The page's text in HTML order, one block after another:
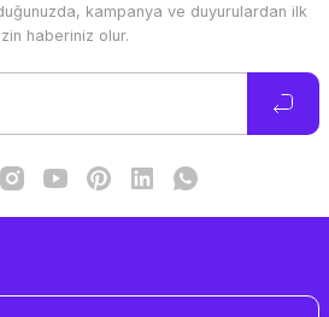
veya görüntülenemiyor.
kampanya ve duyurulardan ilk
haberiniz olur.